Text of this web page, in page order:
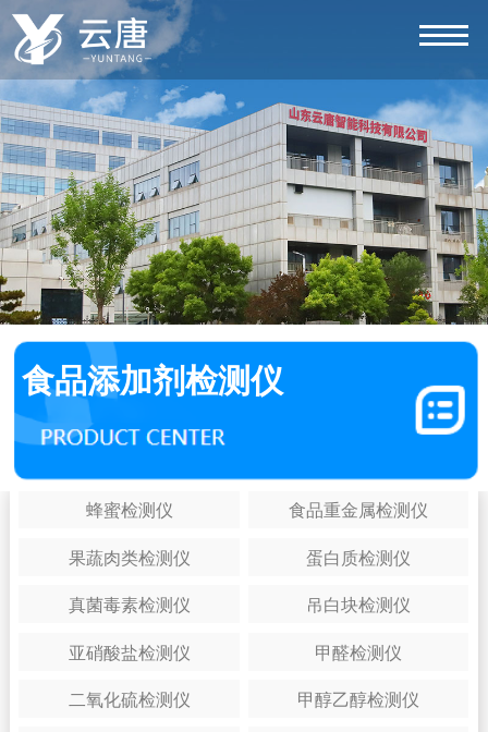
食品添加剂检测仪
蜂蜜检测仪
食品重金属检测仪
果蔬肉类检测仪
蛋白质检测仪
真菌毒素检测仪
吊白块检测仪
亚硝酸盐检测仪
甲醛检测仪
二氧化硫检测仪
甲醇乙醇检测仪